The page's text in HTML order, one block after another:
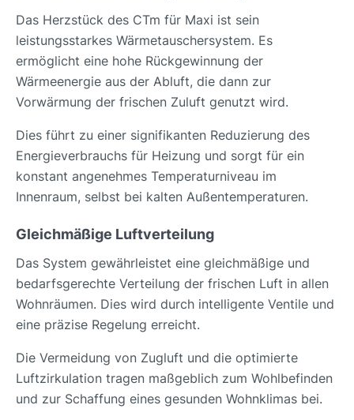
Das Herzstück des CTm für Maxi ist sein
leistungsstarkes Wärmetauschersystem. Es
ermöglicht eine hohe Rückgewinnung der
Wärmeenergie aus der Abluft, die dann zur
Vorwärmung der frischen Zuluft genutzt wird.
Dies führt zu einer signifikanten Reduzierung des
Energieverbrauchs für Heizung und sorgt für ein
konstant angenehmes Temperaturniveau im
Innenraum, selbst bei kalten Außentemperaturen.
Gleichmäßige Luftverteilung
Das System gewährleistet eine gleichmäßige und
bedarfsgerechte Verteilung der frischen Luft in allen
Wohnräumen. Dies wird durch intelligente Ventile und
eine präzise Regelung erreicht.
Die Vermeidung von Zugluft und die optimierte
Luftzirkulation tragen maßgeblich zum Wohlbefinden
und zur Schaffung eines gesunden Wohnklimas bei.